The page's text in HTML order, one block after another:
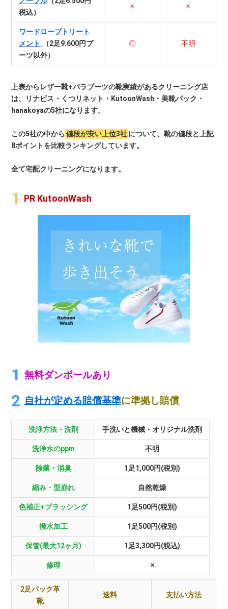
税込）
× ×
ワードローブトリート
メント
（2足9.600円ブ
ーツ以外）
◎ 不明
上表からレザー靴+パラブーツの靴実績があるクリーニング店
は、リナビス・くつリネット・KutoonWash・美靴パック・
hanakoyaの5社になります。
この5社の中から 値段が安い上位3社について、靴の値段と上記
8ポイントを比較ランキングしています。
全て宅配クリーニングになります。
PR KutoonWash
無料ダンボールあり
自社が定める賠償基準に準拠し賠償
洗浄方法・洗剤 手洗いと機械・オリジナル洗剤
洗浄水のppm 不明
除菌・消臭 1足1,000円(税別)
縮み・型崩れ 自然乾燥
色補正+ブラッシング 1足500円(税別)
撥水加工 1足500円(税別)
保管(最大12ヶ月) 1足3,300円(税込)
修理 ×
2足パック革
靴
送料 支払い方法